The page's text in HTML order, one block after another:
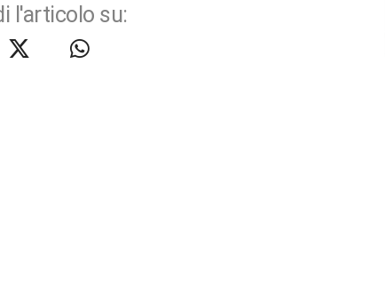
l'articolo su: